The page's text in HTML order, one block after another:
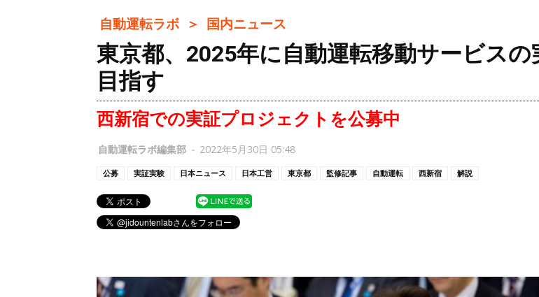
動
自動運転ラボ ＞ 国内ニュース
東京都、2025年に自動運転移動サービスの
目指す
西新宿での実証プロジェクトを公募中
自動運転ラボ編集部 - 2022年5月30日 05:48
公募 実証実験 日本ニュース 日本工営 東京都 監修記事 自動運転 西新宿 解説